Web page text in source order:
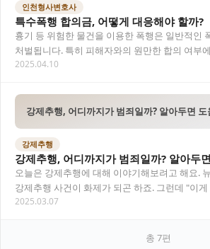
인천형사변호사
특수폭행 합의금, 어떻게 대응해야 할까?
흉기 등 위험한 물건을 이용한 폭행은 일반적인
처벌됩니다. 특히 피해자와의 원만한 합의 여부
크게 달라질 수 있어, 특수폭행 사건에서는…
2025.04.10
강제추행, 어디까지가 범죄일까? 알아두면 도
강제추행
강제추행, 어디까지가 범죄일까? 알아두
오늘은 강제추행에 대해 이야기해보려고 해요.
강제추행 사건이 화제가 되곤 하죠. 그런데 "이
까?"라며 헷갈리는 경우도 많아요. 특히나 법적…
2025.03.07
총 7편